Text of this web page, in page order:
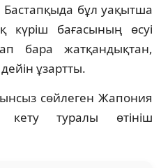
бұл уақытша
күріш бағасының өсуі
бара жатқандықтан,
ұзартты.
сөйлеген Жапония
кету туралы өтініш